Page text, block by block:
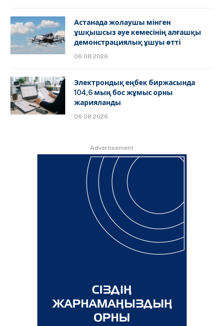
Астанада жолаушы мінген
ұшқышсыз әуе кемесінің алғашқы
демонстрациялық ұшуы өтті
06.08.2026
Электрондық еңбек биржасында
104,6 мың бос жұмыс орны
жарияланды
06.08.2026
Advertisement